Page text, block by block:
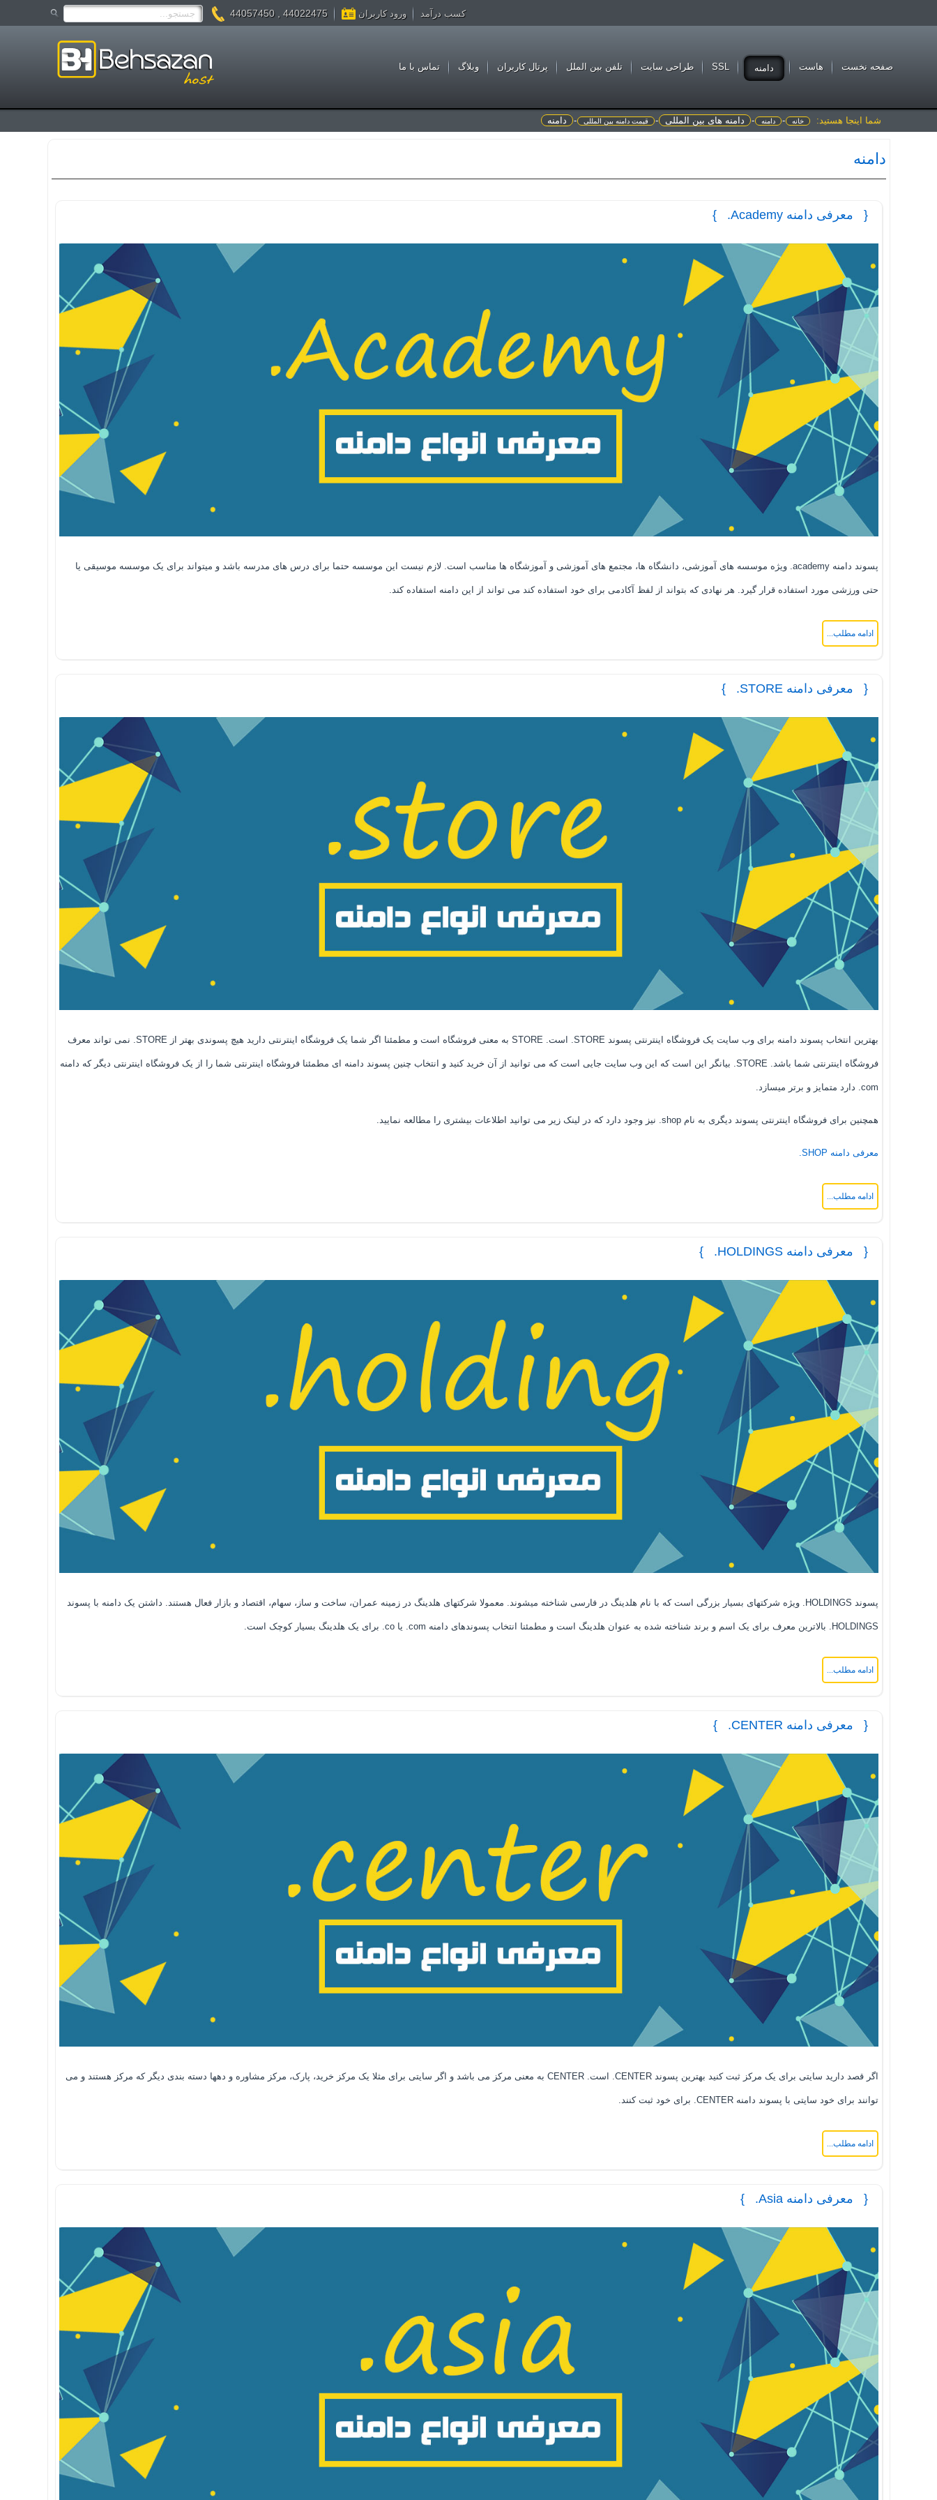
کسب درآمد ورود کاربران 44022475 , 44057450
صفحه نخست هاست دامنه SSL طراحی سايت تلفن بین الملل پرتال کاربران وبلاگ تماس با ما
شما اینجا هستید: خانه - دامنه - دامنه های بین المللی - قیمت دامنه بین المللی - دامنه
دامنه
پسوند دامنه academy. ویژه موسسه های آموزشی، دانشگاه ها، مجتمع های آموزشی و آموزشگاه ها مناسب است. لازم نیست این موسسه حتما برای درس های مدرسه باشد و میتواند برای یک موسسه موسیقی یا
حتی ورزشی مورد استفاده قرار گیرد. هر نهادی که بتواند از لفظ آکادمی برای خود استفاده کند می تواند از این دامنه استفاده کند.
ادامه مطلب...
بهترین انتخاب پسوند دامنه برای وب سایت یک فروشگاه اینترنتی پسوند STORE. است. STORE به معنی فروشگاه است و مطمئنا اگر شما یک فروشگاه اینترنتی دارید هیچ پسوندی بهتر از STORE. نمی تواند معرف
فروشگاه اینترنتی شما باشد. STORE. بیانگر این است که این وب سایت جایی است که می توانید از آن خرید کنید و انتخاب چنین پسوند دامنه ای مطمئنا فروشگاه اینترنتی شما را از یک فروشگاه اینترنتی دیگر که دامنه
com. دارد متمایز و برتر میسازد.
همچنین برای فروشگاه اینترنتی پسوند دیگری به نام shop. نیز وجود دارد که در لینک زیر می توانید اطلاعات بیشتری را مطالعه نمایید.
معرفی دامنه SHOP.
ادامه مطلب...
پسوند HOLDINGS. ویژه شرکتهای بسیار بزرگی است که با نام هلدینگ در فارسی شناخته میشوند. معمولا شرکتهای هلدینگ در زمینه عمران، ساخت و ساز، سهام، اقتصاد و بازار فعال هستند. داشتن یک دامنه با پسوند
HOLDINGS. بالاترین معرف برای یک اسم و برند شناخته شده به عنوان هلدینگ است و مطمئنا انتخاب پسوندهای دامنه com. یا co. برای یک هلدینگ بسیار کوچک است.
ادامه مطلب...
اگر قصد دارید سایتی برای یک مرکز ثبت کنید بهترین پسوند CENTER. است. CENTER به معنی مرکز می باشد و اگر سایتی برای مثلا یک مرکز خرید، پارک، مرکز مشاوره و دهها دسته بندی دیگر که مرکز هستند و می
توانند برای خود سایتی با پسوند دامنه CENTER. برای خود ثبت کنند.
ادامه مطلب...